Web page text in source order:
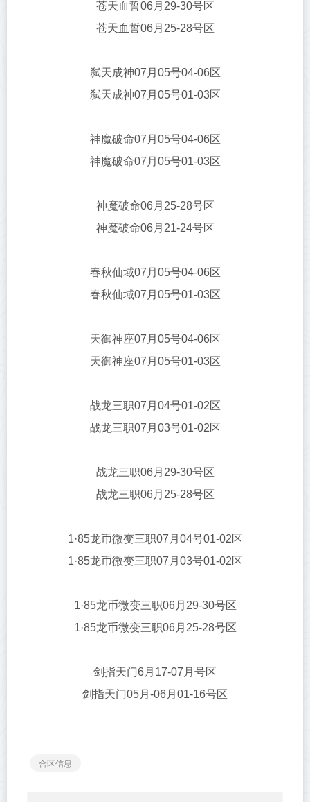
苍天血誓06月29-30号区
苍天血誓06月25-28号区
弑天成神07月05号04-06区
弑天成神07月05号01-03区
神魔破命07月05号04-06区
神魔破命07月05号01-03区
神魔破命06月25-28号区
神魔破命06月21-24号区
春秋仙域07月05号04-06区
春秋仙域07月05号01-03区
天御神座07月05号04-06区
天御神座07月05号01-03区
战龙三职07月04号01-02区
战龙三职07月03号01-02区
战龙三职06月29-30号区
战龙三职06月25-28号区
1·85龙币微变三职07月04号01-02区
1·85龙币微变三职07月03号01-02区
1·85龙币微变三职06月29-30号区
1·85龙币微变三职06月25-28号区
剑指天门6月17-07月号区
剑指天门05月-06月01-16号区
合区信息